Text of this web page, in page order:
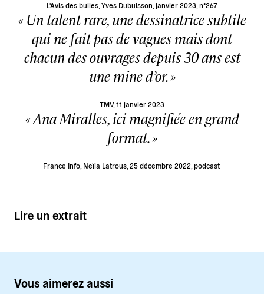
L'Avis des bulles, Yves Dubuisson, janvier 2023, n°267
Un talent rare, une dessinatrice subtile
qui ne fait pas de vagues mais dont
chacun des ouvrages depuis 30 ans est
une mine d’or.
TMV, 11 janvier 2023
Ana Miralles, ici magnifiée en grand
format.
France Info, Neïla Latrous, 25 décembre 2022, podcast
Lire un extrait
Vous aimerez aussi